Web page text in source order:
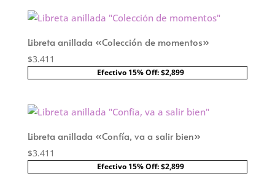
Libreta anillada «Colección de momentos»
$3.411
Efectivo 15% Off: $2,899
Libreta anillada «Confía, va a salir bien»
$3.411
Efectivo 15% Off: $2,899